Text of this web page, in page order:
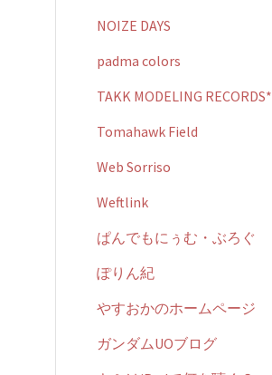
NOIZE DAYS
padma colors
TAKK MODELING RECORDS*
Tomahawk Field
Web Sorriso
Weftlink
ぱんでもにぅむ・ぶろぐ
ぽりん紀
やすおかのホームページ
ガンダムUOブログ